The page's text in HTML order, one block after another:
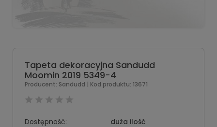
Tapeta dekoracyjna Sandudd
Moomin 2019 5349-4
Producent: Sandudd | Kod produktu: 13671
Dostępność:
duża ilość